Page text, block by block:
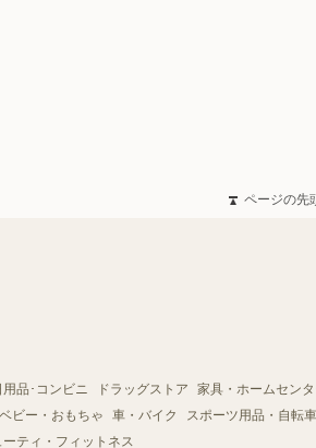
ページの先
品･コンビニ ドラッグストア
家具・ホームセン
ビー・おもちゃ 車・バイク
スポーツ用品・自転車
ティ・フィットネス